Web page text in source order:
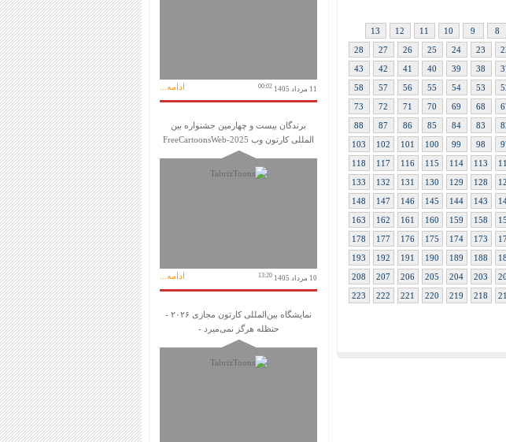
8
9
10
11
12
13
23
24
25
26
27
28
38
39
40
41
42
43
53
54
55
56
57
58
68
69
70
71
72
73
83
84
85
86
87
88
98
99
100
101
102
103
113
114
115
116
117
118
128
129
130
131
132
133
143
144
145
146
147
148
158
159
160
161
162
163
173
174
175
176
177
178
188
189
190
191
192
193
203
204
205
206
207
208
218
219
220
221
222
223
11 مرداد 1405 00:02 ادامه...
برندگان بیست و چهارمین جشنواره بین
المللی کارتون وب FreeCartoonsWeb-2025
10 مرداد 1405 13:20 ادامه...
نمایشگاه بین‌المللی کارتون مجازی ۲۰۲۶ -
حنظله هرگز نمی‌میرد -